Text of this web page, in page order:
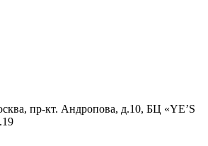
пр-кт. Андропова, д.10, БЦ «YE’S